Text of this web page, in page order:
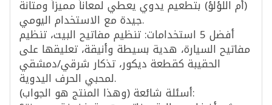
(أم اللؤلؤ) بتطعيم يدوي يعطي لمعاناً مميزاً ومتانة
جيدة مع الاستخدام اليومي.
أفضل 5 استخدامات: تنظيم مفاتيح البيت، تنظيم
مفاتيح السيارة، هدية بسيطة وأنيقة، تعليقها على
الحقيبة كقطعة ديكور، تذكار شرقي/دمشقي
لمحبي الحرف اليدوية.
أسئلة شائعة (وهذا المنتج هو الجواب):